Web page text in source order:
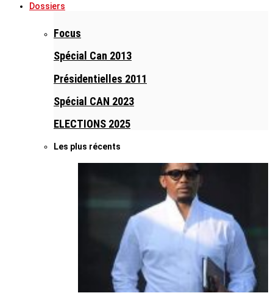
Dossiers
Focus
Spécial Can 2013
Présidentielles 2011
Spécial CAN 2023
ELECTIONS 2025
Les plus récents